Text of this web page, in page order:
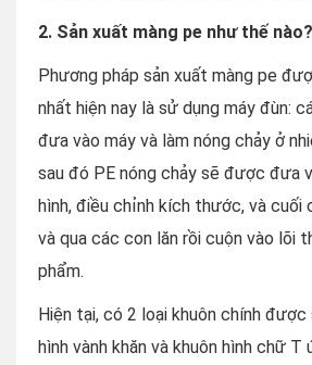
2. Sản xuất màng pe như thế nào?
Phương pháp sản xuất màng pe
nhất hiện nay là sử dụng máy đùn:
đưa vào máy và làm nóng chảy ở
sau đó PE nóng chảy sẽ được đưa
hình, điều chỉnh kích thước, và cuối
và qua các con lăn rồi cuộn vào lõi
phẩm.
Hiện tại, có 2 loại khuôn chính được
hình vành khăn và khuôn hình chữ